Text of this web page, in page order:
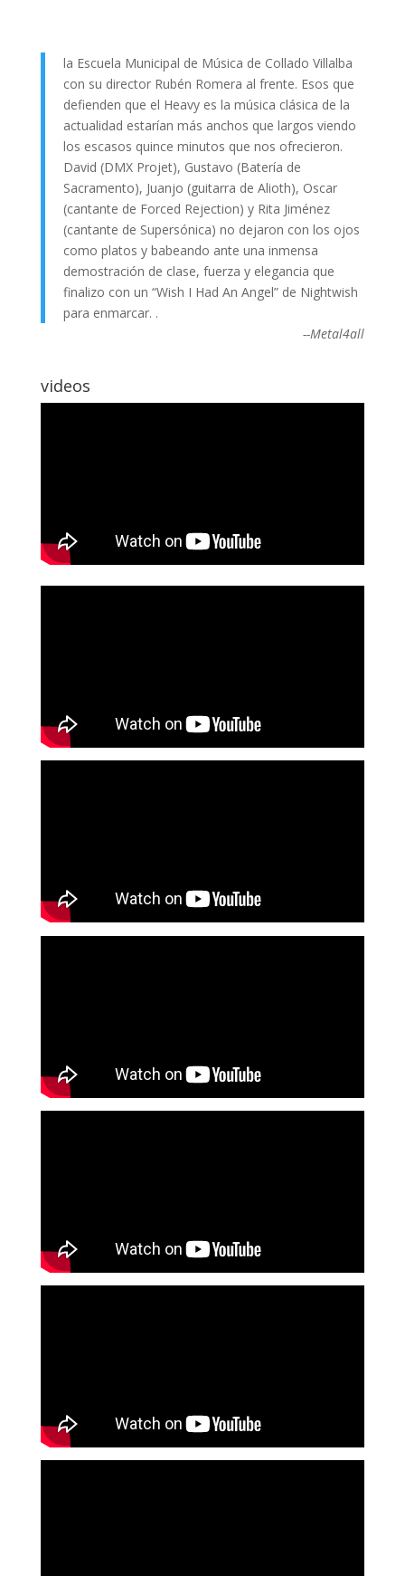
la Escuela Municipal de Música de Collado Villalba
con su director Rubén Romera al frente. Esos que
defienden que el Heavy es la música clásica de la
actualidad estarían más anchos que largos viendo
los escasos quince minutos que nos ofrecieron.
David (DMX Projet), Gustavo (Batería de
Sacramento), Juanjo (guitarra de Alioth), Oscar
(cantante de Forced Rejection) y Rita Jiménez
(cantante de Supersónica) no dejaron con los ojos
como platos y babeando ante una inmensa
demostración de clase, fuerza y elegancia que
finalizo con un “Wish I Had An Angel” de Nightwish
para enmarcar. .
--Metal4all
videos